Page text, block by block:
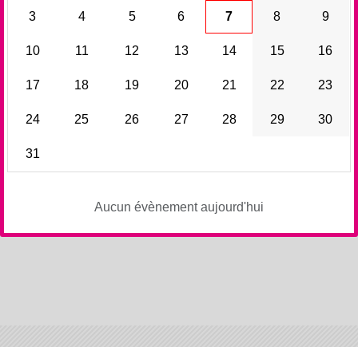
3 4 5 6 7 8 9
10 11 12 13 14 15 16
17 18 19 20 21 22 23
24 25 26 27 28 29 30
31
Aucun évènement aujourd'hui